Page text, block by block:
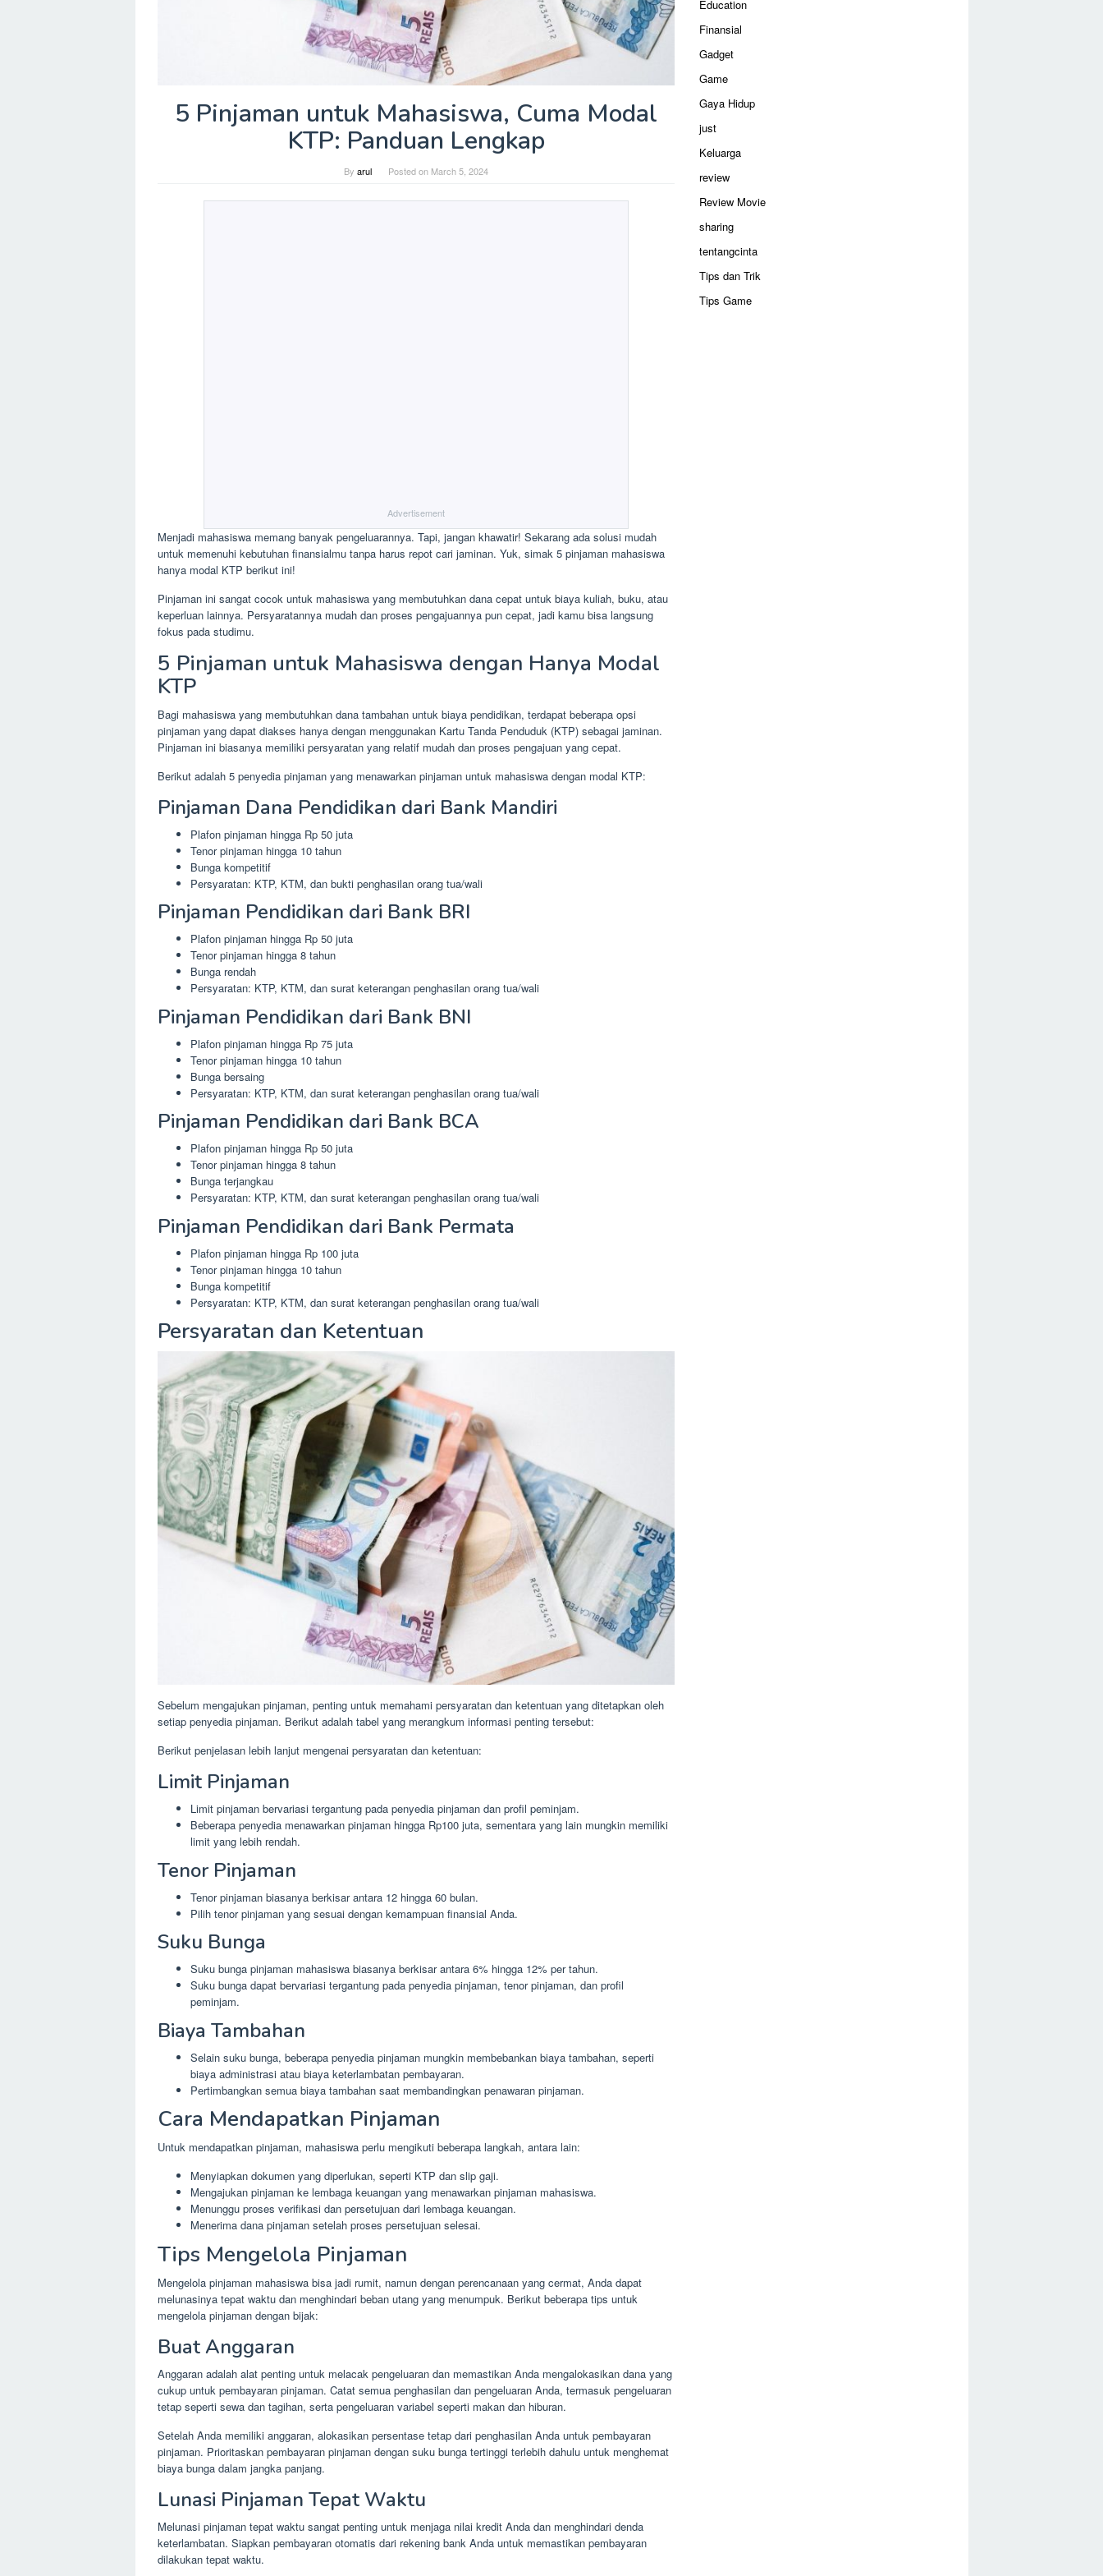
5 Pinjaman untuk Mahasiswa, Cuma Modal
KTP: Panduan Lengkap
By arul Posted on March 5, 2024
Advertisement
Menjadi mahasiswa memang banyak pengeluarannya. Tapi, jangan khawatir! Sekarang ada solusi mudah
untuk memenuhi kebutuhan finansialmu tanpa harus repot cari jaminan. Yuk, simak 5 pinjaman mahasiswa
hanya modal KTP berikut ini!
Pinjaman ini sangat cocok untuk mahasiswa yang membutuhkan dana cepat untuk biaya kuliah, buku, atau
keperluan lainnya. Persyaratannya mudah dan proses pengajuannya pun cepat, jadi kamu bisa langsung
fokus pada studimu.
5 Pinjaman untuk Mahasiswa dengan Hanya Modal
KTP
Bagi mahasiswa yang membutuhkan dana tambahan untuk biaya pendidikan, terdapat beberapa opsi
pinjaman yang dapat diakses hanya dengan menggunakan Kartu Tanda Penduduk (KTP) sebagai jaminan.
Pinjaman ini biasanya memiliki persyaratan yang relatif mudah dan proses pengajuan yang cepat.
Berikut adalah 5 penyedia pinjaman yang menawarkan pinjaman untuk mahasiswa dengan modal KTP:
Pinjaman Dana Pendidikan dari Bank Mandiri
Plafon pinjaman hingga Rp 50 juta
Tenor pinjaman hingga 10 tahun
Bunga kompetitif
Persyaratan: KTP, KTM, dan bukti penghasilan orang tua/wali
Pinjaman Pendidikan dari Bank BRI
Plafon pinjaman hingga Rp 50 juta
Tenor pinjaman hingga 8 tahun
Bunga rendah
Persyaratan: KTP, KTM, dan surat keterangan penghasilan orang tua/wali
Pinjaman Pendidikan dari Bank BNI
Plafon pinjaman hingga Rp 75 juta
Tenor pinjaman hingga 10 tahun
Bunga bersaing
Persyaratan: KTP, KTM, dan surat keterangan penghasilan orang tua/wali
Pinjaman Pendidikan dari Bank BCA
Plafon pinjaman hingga Rp 50 juta
Tenor pinjaman hingga 8 tahun
Bunga terjangkau
Persyaratan: KTP, KTM, dan surat keterangan penghasilan orang tua/wali
Pinjaman Pendidikan dari Bank Permata
Plafon pinjaman hingga Rp 100 juta
Tenor pinjaman hingga 10 tahun
Bunga kompetitif
Persyaratan: KTP, KTM, dan surat keterangan penghasilan orang tua/wali
Persyaratan dan Ketentuan
Sebelum mengajukan pinjaman, penting untuk memahami persyaratan dan ketentuan yang ditetapkan oleh
setiap penyedia pinjaman. Berikut adalah tabel yang merangkum informasi penting tersebut:
Berikut penjelasan lebih lanjut mengenai persyaratan dan ketentuan:
Limit Pinjaman
Limit pinjaman bervariasi tergantung pada penyedia pinjaman dan profil peminjam.
Beberapa penyedia menawarkan pinjaman hingga Rp100 juta, sementara yang lain mungkin memiliki
limit yang lebih rendah.
Tenor Pinjaman
Tenor pinjaman biasanya berkisar antara 12 hingga 60 bulan.
Pilih tenor pinjaman yang sesuai dengan kemampuan finansial Anda.
Suku Bunga
Suku bunga pinjaman mahasiswa biasanya berkisar antara 6% hingga 12% per tahun.
Suku bunga dapat bervariasi tergantung pada penyedia pinjaman, tenor pinjaman, dan profil
peminjam.
Biaya Tambahan
Selain suku bunga, beberapa penyedia pinjaman mungkin membebankan biaya tambahan, seperti
biaya administrasi atau biaya keterlambatan pembayaran.
Pertimbangkan semua biaya tambahan saat membandingkan penawaran pinjaman.
Cara Mendapatkan Pinjaman
Untuk mendapatkan pinjaman, mahasiswa perlu mengikuti beberapa langkah, antara lain:
Menyiapkan dokumen yang diperlukan, seperti KTP dan slip gaji.
Mengajukan pinjaman ke lembaga keuangan yang menawarkan pinjaman mahasiswa.
Menunggu proses verifikasi dan persetujuan dari lembaga keuangan.
Menerima dana pinjaman setelah proses persetujuan selesai.
Tips Mengelola Pinjaman
Mengelola pinjaman mahasiswa bisa jadi rumit, namun dengan perencanaan yang cermat, Anda dapat
melunasinya tepat waktu dan menghindari beban utang yang menumpuk. Berikut beberapa tips untuk
mengelola pinjaman dengan bijak:
Buat Anggaran
Anggaran adalah alat penting untuk melacak pengeluaran dan memastikan Anda mengalokasikan dana yang
cukup untuk pembayaran pinjaman. Catat semua penghasilan dan pengeluaran Anda, termasuk pengeluaran
tetap seperti sewa dan tagihan, serta pengeluaran variabel seperti makan dan hiburan.
Setelah Anda memiliki anggaran, alokasikan persentase tetap dari penghasilan Anda untuk pembayaran
pinjaman. Prioritaskan pembayaran pinjaman dengan suku bunga tertinggi terlebih dahulu untuk menghemat
biaya bunga dalam jangka panjang.
Lunasi Pinjaman Tepat Waktu
Melunasi pinjaman tepat waktu sangat penting untuk menjaga nilai kredit Anda dan menghindari denda
keterlambatan. Siapkan pembayaran otomatis dari rekening bank Anda untuk memastikan pembayaran
dilakukan tepat waktu.
Education
Finansial
Gadget
Game
Gaya Hidup
just
Keluarga
review
Review Movie
sharing
tentangcinta
Tips dan Trik
Tips Game